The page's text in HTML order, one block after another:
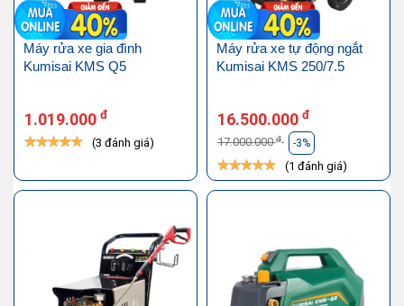
Máy rửa xe gia đình
Kumisai KMS Q5
1.019.000 đ
(3 đánh giá)
Máy rửa xe tự động ngắt
Kumisai KMS 250/7.5
16.500.000 đ
17.000.000đ -3%
(1 đánh giá)